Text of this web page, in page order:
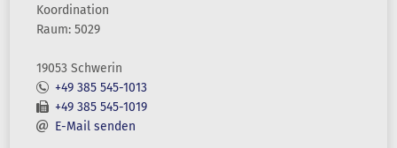
Koordination
Raum: 5029
19053 Schwerin
+49 385 545-1013
+49 385 545-1019
E-Mail senden